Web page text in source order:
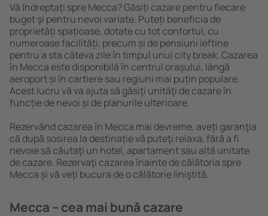
Vă ȋndreptaţi spre Mecca? Găsiți cazare pentru fiecare
buget şi pentru nevoi variate. Puteți beneficia de
proprietăți spațioase, dotate cu tot confortul, cu
numeroase facilități, precum și de pensiuni ieftine
pentru a sta câteva zile în timpul unui city break. Cazarea
în Mecca este disponibilă în centrul orașului, lângă
aeroport și în cartiere sau regiuni mai puțin populare.
Acest lucru vă va ajuta să găsiţi unităţi de cazare în
funcție de nevoi și de planurile ulterioare.
Rezervând cazarea în Mecca mai devreme, aveți garanţia
că după sosirea la destinație vă puteţi relaxa, fără a fi
nevoie să căutaţi un hotel, apartament sau altă unitate
de cazare. Rezervaţi cazarea înainte de călătoria spre
Mecca și vă veţi bucura de o călătorie liniştită.
Mecca – cea mai bună cazare